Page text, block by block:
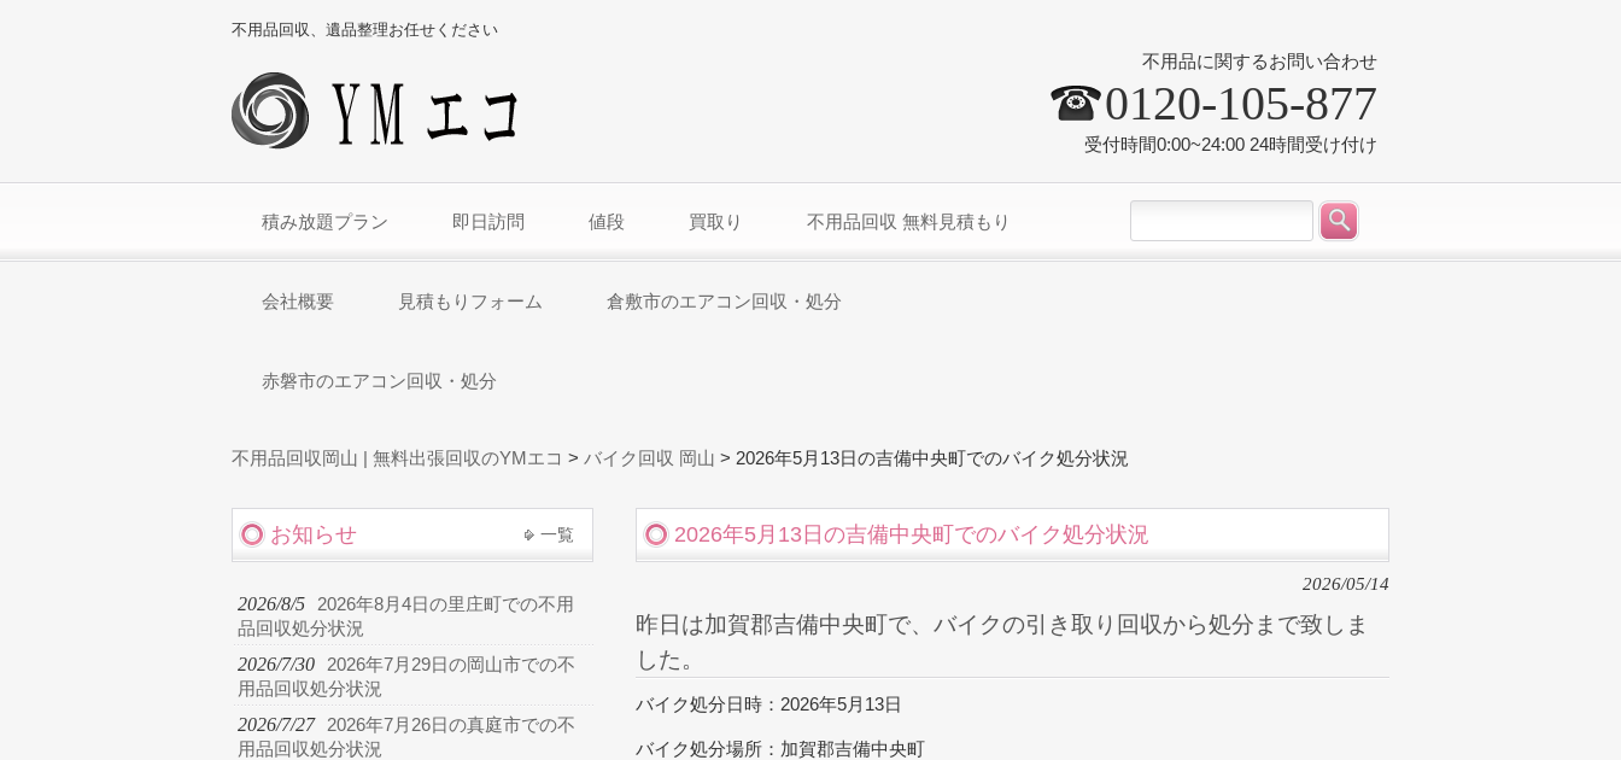
不用品回収、遺品整理お任せください
不用品に関するお問い合わせ
0120-105-877
受付時間0:00~24:00 24時間受け付け
積み放題プラン 即日訪問 値段 買取り 不用品回収 無料見積もり
会社概要 見積もりフォーム 倉敷市のエアコン回収・処分
赤磐市のエアコン回収・処分
不用品回収岡山 | 無料出張回収のYMエコ > バイク回収 岡山 > 2026年5月13日の吉備中央町でのバイク処分状況
2026年5月13日の吉備中央町でのバイク処分状況
2026/05/14
昨日は加賀郡吉備中央町で、バイクの引き取り回収から処分まで致しま
した。
バイク処分日時：2026年5月13日
バイク処分場所：加賀郡吉備中央町
お知らせ 一覧
2026/8/5
2026年8月4日の里庄町での不用
品回収処分状況
2026/7/30
2026年7月29日の岡山市での不
用品回収処分状況
2026/7/27
2026年7月26日の真庭市での不
用品回収処分状況